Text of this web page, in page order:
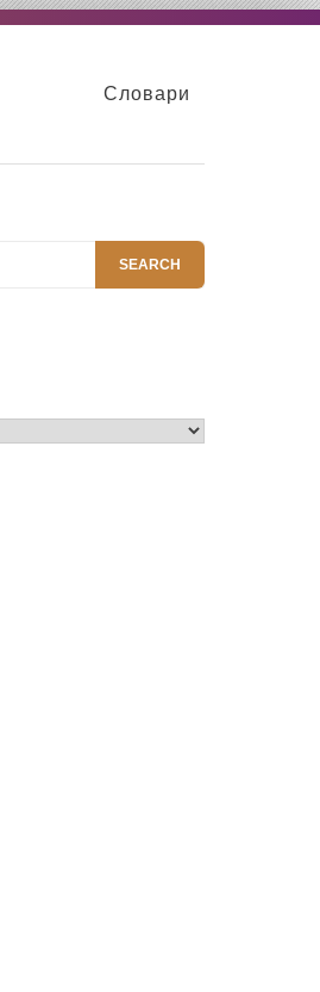
Словари
SEARCH